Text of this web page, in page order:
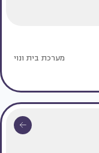
מערכת בית ונוי